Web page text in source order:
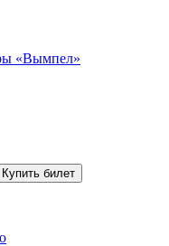
«Вымпел»